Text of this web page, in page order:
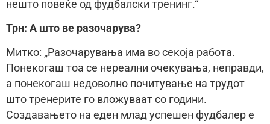
нешто повеќе од фудбалски тренинг.“
Трн: А што ве разочарува?
Митко: „Разочарувања има во секоја работа.
Понекогаш тоа се нереални очекувања, неправди,
а понекогаш недоволно почитување на трудот
што тренерите го вложуваат со години.
Создавањето на еден млад успешен фудбалер е